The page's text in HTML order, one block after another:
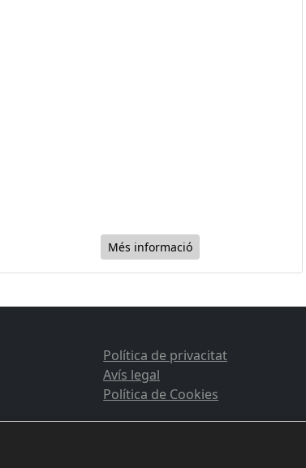
Més informació
Política de privacitat
Avís legal
Política de Cookies